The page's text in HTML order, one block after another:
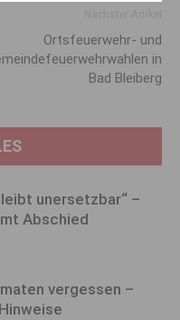
Ortsfeuerwehr- und
in
Bad Bleiberg
unersetzbar“ –
Abschied
vergessen –